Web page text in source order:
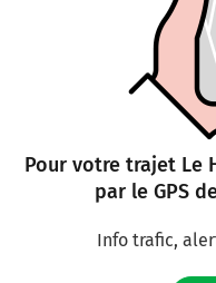
Pour votre trajet Le
par le GPS
Info trafic,